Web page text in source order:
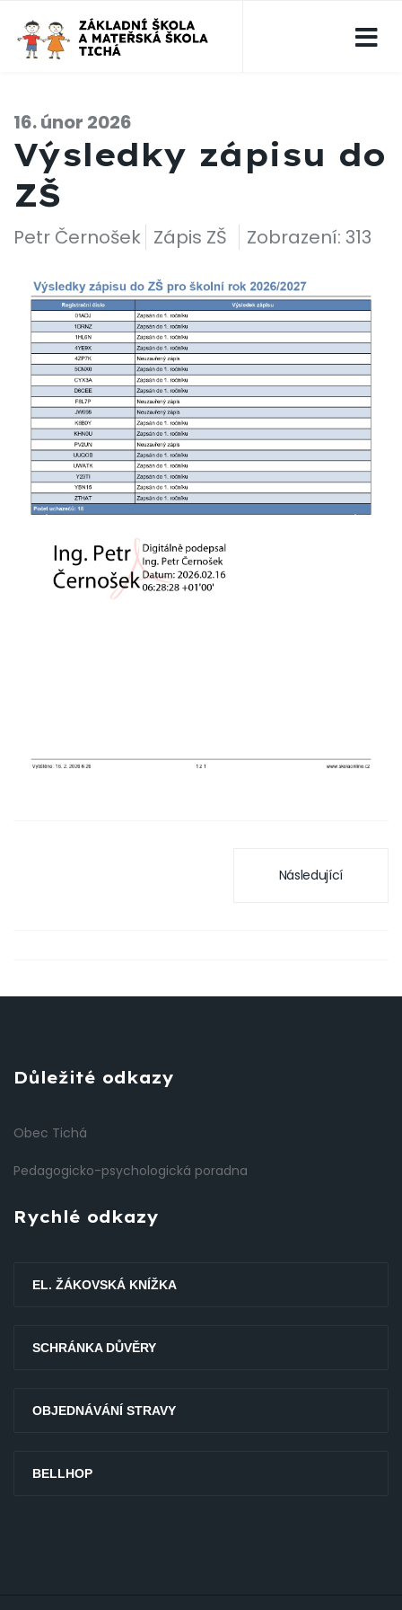
Výsledky zápisu do
ZŠ
Petr Černošek Zápis ZŠ
16. únor 2026
Zobrazení: 313
Následující
Důležité odkazy
Obec Tichá
Pedagogicko-psychologická poradna
Rychlé odkazy
EL. ŽÁKOVSKÁ KNÍŽKA
SCHRÁNKA DŮVĚRY
OBJEDNÁVÁNÍ STRAVY
BELLHOP